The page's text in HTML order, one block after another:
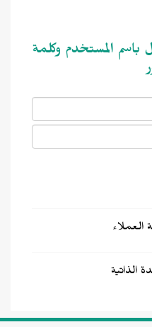
المستخدم وكلمة
العملاء
الذاتية